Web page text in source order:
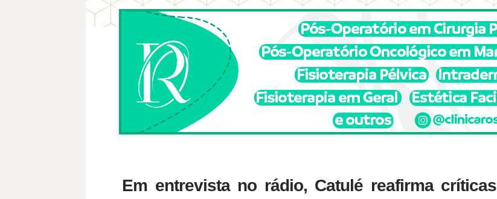
Em entrevista no rádio, Catulé reafirma críticas